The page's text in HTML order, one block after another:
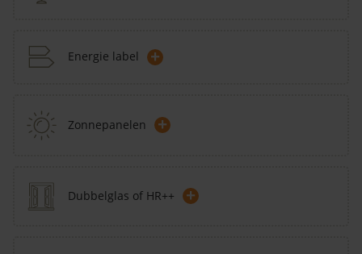
Energie label +
Zonnepanelen +
Dubbelglas of HR++ +